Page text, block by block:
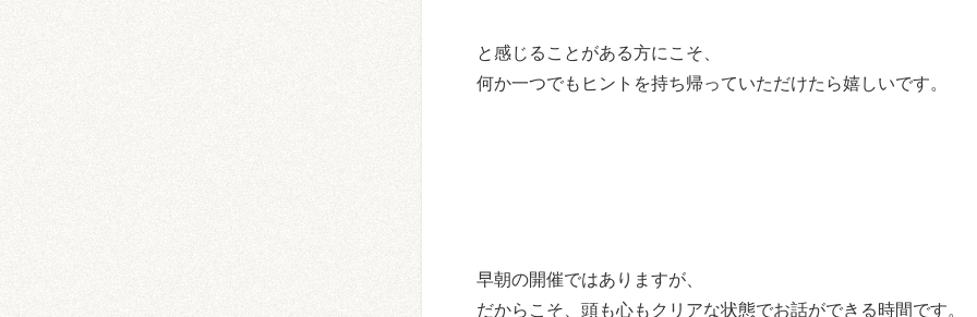
と感じることがある方にこそ、
何か一つでもヒントを持ち帰っていただけたら嬉しいです。
早朝の開催ではありますが、
だからこそ、頭も心もクリアな状態でお話ができる時間です。